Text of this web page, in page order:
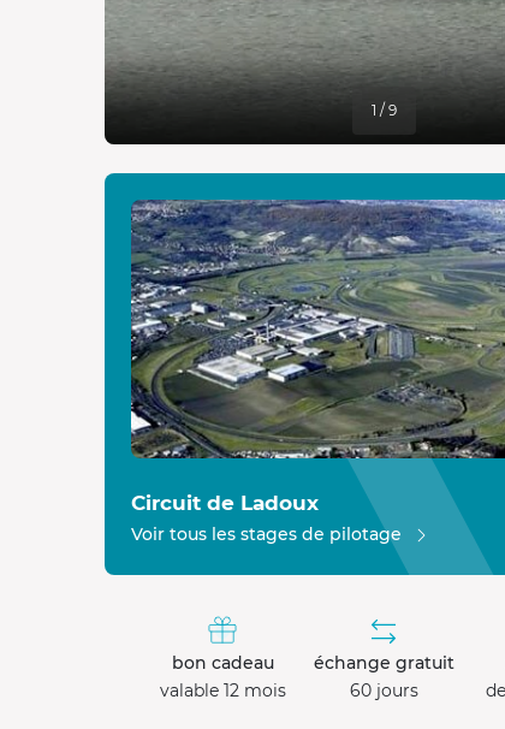
1 / 9
Circuit de Ladoux
Voir tous les stages de pilotage
bon cadeau
valable 12 mois
échange gratuit
60 jours